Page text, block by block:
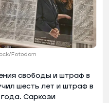
Fotodom
свободы и штраф в
шесть лет и штраф в
Саркози